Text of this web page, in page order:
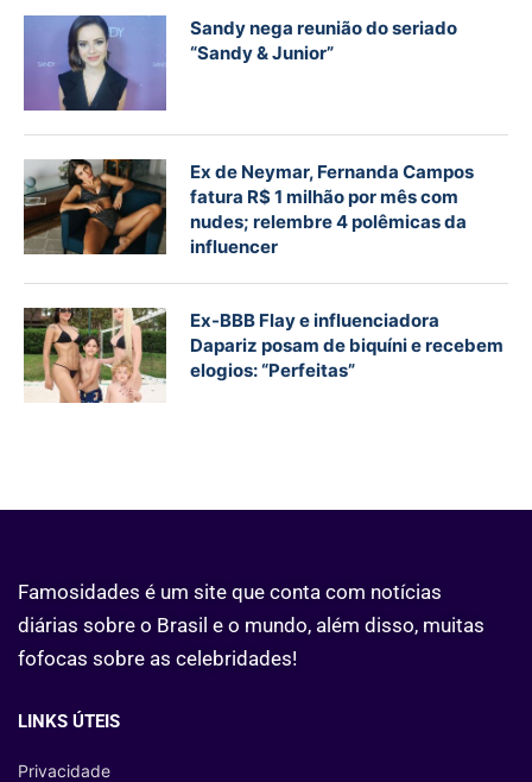
Sandy nega reunião do seriado
“Sandy & Junior”
Ex de Neymar, Fernanda Campos
fatura R$ 1 milhão por mês com
nudes; relembre 4 polêmicas da
influencer
Ex-BBB Flay e influenciadora
Dapariz posam de biquíni e recebem
elogios: “Perfeitas”
Famosidades é um site que conta com notícias
diárias sobre o Brasil e o mundo, além disso, muitas
fofocas sobre as celebridades!
LINKS ÚTEIS
Privacidade